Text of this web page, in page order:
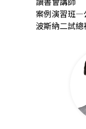
案例演習班—
波斯納二試